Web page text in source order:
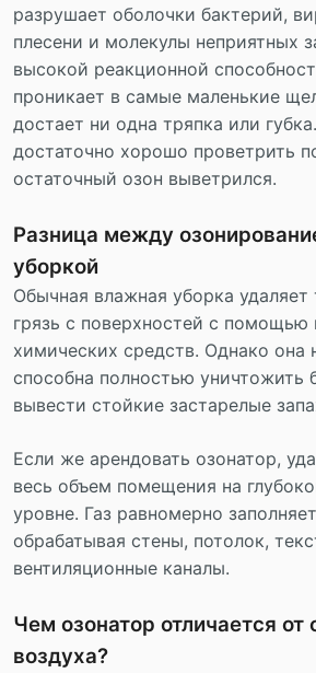
разрушает оболочки бактерий,
плесени и молекулы неприятных
высокой реакционной
проникает в самые маленькие
достает ни одна тряпка или
достаточно хорошо проветрить
остаточный озон выветрился.
Разница между
уборкой
Обычная влажная уборка
грязь с поверхностей с помощью
химических средств. Однако она
способна полностью уничтожить
вывести стойкие застарелые
Если же арендовать озонатор,
весь объем помещения на
уровне. Газ равномерно
обрабатывая стены, потолок,
вентиляционные каналы.
Чем озонатор отличается от
воздуха?